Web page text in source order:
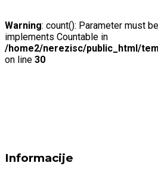
Warning: count(): Parameter must
implements Countable in
/home2/nerezisc/public_html/
on line 30
Informacije